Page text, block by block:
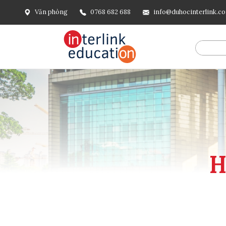
Văn phòng 0768 682 688
@include('frontend.layouts.schema-org', [ 'type' =>
url('/'), ], [ '@type' => 'ListItem', 'position' => 2, 'name' =>
=> url()->current(), ], ], ], ])